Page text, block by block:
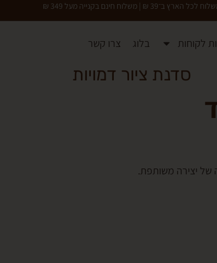
לכל הארץ ב־39 ₪ | משלוח חינם בקנייה מעל 349 ₪
לקוחות בלוג צרו קשר
סדנת ציור דמויות
של יצירה משותפת.